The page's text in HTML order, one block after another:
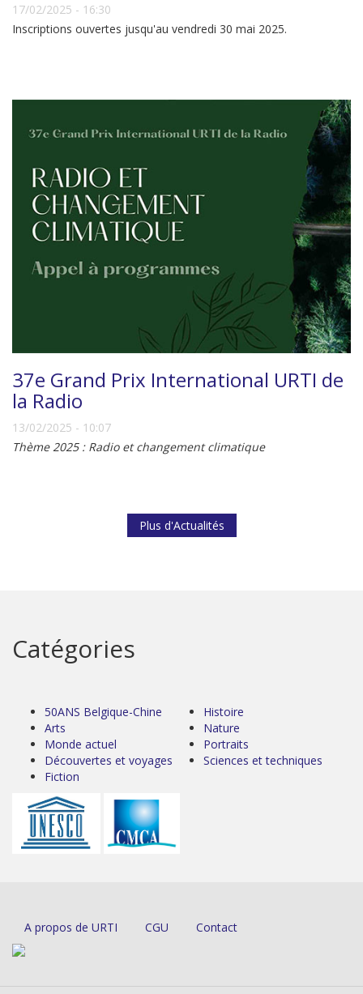
17/02/2025 - 16:30
Inscriptions ouvertes jusqu'au vendredi 30 mai 2025.
37e Grand Prix International URTI de
la Radio
13/02/2025 - 10:07
Thème 2025 : Radio et changement climatique
Plus d'Actualités
Catégories
50ANS Belgique-Chine
Arts
Monde actuel
Découvertes et voyages
Fiction
Histoire
Nature
Portraits
Sciences et techniques
A propos de URTI CGU Contact